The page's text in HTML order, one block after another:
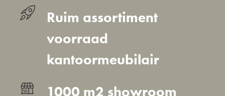
Ruim assortiment
voorraad
kantoormeubilair
1000 m2 showroom